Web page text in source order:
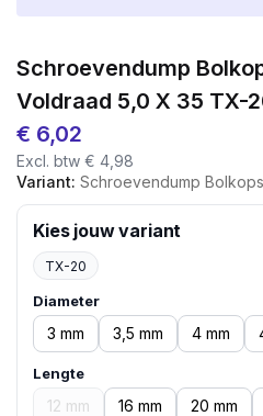
Schroevendump
Voldraad 5,0 X 35 TX-
€ 6,02
Excl. btw € 4,98
Variant: Schroevendump
Kies jouw variant
TX-20
Diameter
3 mm 3,5 mm 4 mm
Lengte
12 mm 16 mm 20 mm